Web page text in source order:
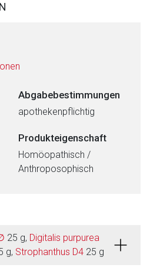
Abgabebestimmungen
apothekenpflichtig
Produkteigenschaft
Homöopathisch /
Anthroposophisch
25 g, Digitalis purpurea
g, Strophanthus D4 25 g
Seite
Link öffnet eine externe Web-